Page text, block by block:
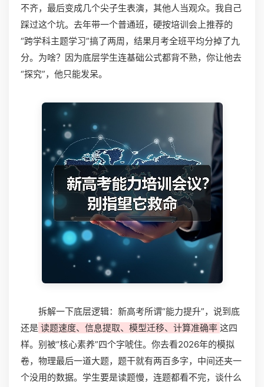
不齐，最后变成几个尖子生表演，其他人当观众。我自己
踩过这个坑。去年带一个普通班，硬按培训会上推荐的
“跨学科主题学习”搞了两周，结果月考全班平均分掉了九
分。为啥？因为底层学生连基础公式都背不熟，你让他去
“探究”，他只能发呆。
拆解一下底层逻辑：新高考所谓“能力提升”，说到底
还是 读题速度、信息提取、模型迁移、计算准确率 这四
样。别被“核心素养”四个字唬住。你去看2026年的模拟
卷，物理最后一道大题，题干就有两百多字，中间还夹一
个没用的数据。学生要是读题慢，连题都看不完，谈什么